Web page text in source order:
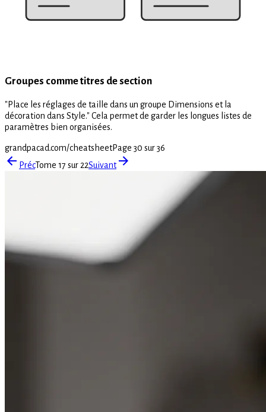
Groupes comme titres de section
"Place les réglages de taille dans un groupe Dimensions et la
décoration dans Style." Cela permet de garder les longues listes de
paramètres bien organisées.
grandpacad.com/cheatsheetPage 30 sur 36
PrécTome 17 sur 22Suivant